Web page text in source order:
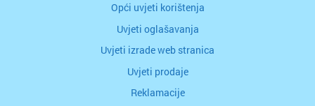
Opći uvjeti korištenja
Uvjeti oglašavanja
Uvjeti izrade web stranica
Uvjeti prodaje
Reklamacije